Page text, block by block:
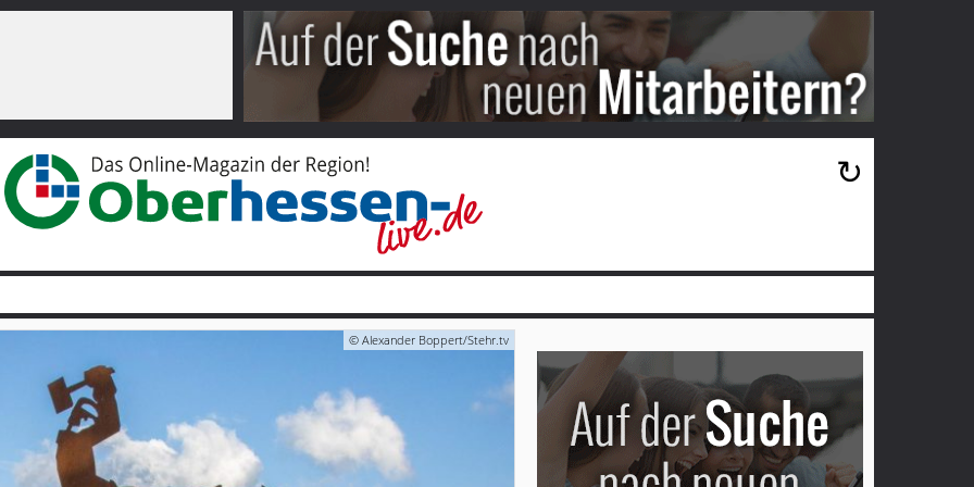
↻
© Alexander Boppert/Stehr.tv